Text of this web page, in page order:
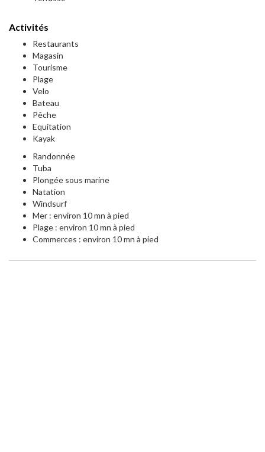
Activités
Restaurants
Magasin
Tourisme
Plage
Velo
Bateau
Pêche
Equitation
Kayak
Randonnée
Tuba
Plongée sous marine
Natation
Windsurf
Mer : environ 10 mn à pied
Plage : environ 10 mn à pied
Commerces : environ 10 mn à pied